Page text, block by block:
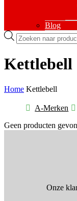
Blog
Producten
zoeken
Kettlebell
Home Kettlebell
A-Merken
Geen producten
Onze